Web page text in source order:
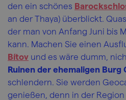
den ein schönes
an der Thaya) überblickt.
der man von Anfang Juni bis
kann. Machen Sie einen
Bítov und es wäre dumm,
Ruinen der ehemaligen Burg
schlendern. Sie werden
genießen, denn in der